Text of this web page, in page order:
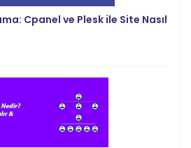
Cpanel ve Plesk ile Site Nasıl